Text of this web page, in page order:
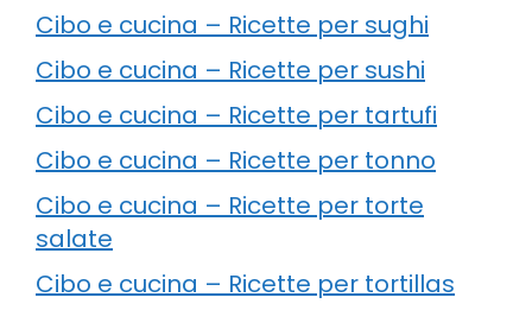
Cibo e cucina – Ricette per sughi
Cibo e cucina – Ricette per sushi
Cibo e cucina – Ricette per tartufi
Cibo e cucina – Ricette per tonno
Cibo e cucina – Ricette per torte
salate
Cibo e cucina – Ricette per tortillas